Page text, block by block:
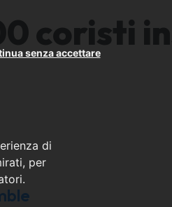
di
per
senza accettare
coristi